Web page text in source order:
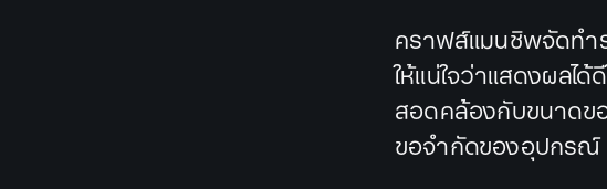
คราฟส์แมนชิพจัดทำ
ให้แน่ใจว่าแสดงผลไ
สอดคล้องกับขนาดข
ขอจำกัดของอุปกรณ์